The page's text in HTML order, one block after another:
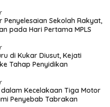
Sekolah Rakyat,
pada Hari Pertama MPLS
di Kukar Diusut, Kejati
Tahap Penyidikan
Kecelakaan Tiga Motor
Penyebab Tabrakan